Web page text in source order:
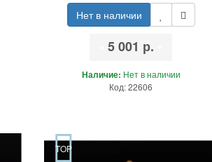
Нет в наличии
5 001 р.
Наличие: Нет в наличии
Код: 22606
TOP